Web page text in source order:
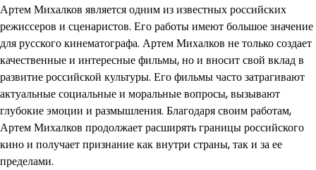
Артем Михалков является одним из известных российских
режиссеров и сценаристов. Его работы имеют большое значение
для русского кинематографа. Артем Михалков не только создает
качественные и интересные фильмы, но и вносит свой вклад в
развитие российской культуры. Его фильмы часто затрагивают
актуальные социальные и моральные вопросы, вызывают
глубокие эмоции и размышления. Благодаря своим работам,
Артем Михалков продолжает расширять границы российского
кино и получает признание как внутри страны, так и за ее
пределами.